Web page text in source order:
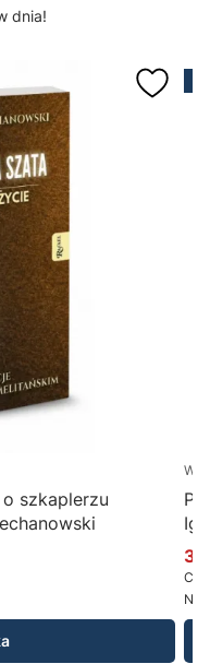
dnia!
szkaplerzu